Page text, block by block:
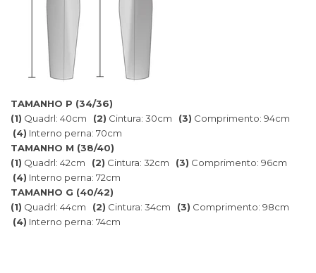
TAMANHO P (34/36)
(1) Quadrl: 40cm (2) Cintura: 30cm (3) Comprimento: 94cm
(4) Interno perna: 70cm
TAMANHO M (38/40)
(1) Quadrl: 42cm (2) Cintura: 32cm (3) Comprimento: 96cm
(4) Interno perna: 72cm
TAMANHO G (40/42)
(1) Quadrl: 44cm (2) Cintura: 34cm (3) Comprimento: 98cm
(4) Interno perna: 74cm